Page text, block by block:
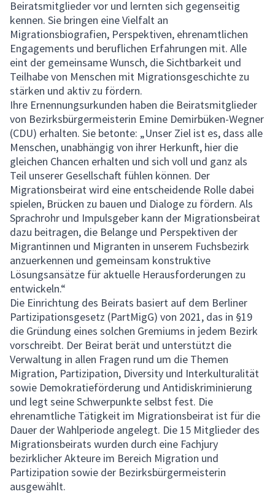
Beiratsmitglieder vor und lernten sich gegenseitig
kennen. Sie bringen eine Vielfalt an
Migrationsbiografien, Perspektiven, ehrenamtlichen
Engagements und beruflichen Erfahrungen mit. Alle
eint der gemeinsame Wunsch, die Sichtbarkeit und
Teilhabe von Menschen mit Migrationsgeschichte zu
stärken und aktiv zu fördern.
Ihre Ernennungsurkunden haben die Beiratsmitglieder
von Bezirksbürgermeisterin Emine Demirbüken-Wegner
(CDU) erhalten. Sie betonte: „Unser Ziel ist es, dass alle
Menschen, unabhängig von ihrer Herkunft, hier die
gleichen Chancen erhalten und sich voll und ganz als
Teil unserer Gesellschaft fühlen können. Der
Migrationsbeirat wird eine entscheidende Rolle dabei
spielen, Brücken zu bauen und Dialoge zu fördern. Als
Sprachrohr und Impulsgeber kann der Migrationsbeirat
dazu beitragen, die Belange und Perspektiven der
Migrantinnen und Migranten in unserem Fuchsbezirk
anzuerkennen und gemeinsam konstruktive
Lösungsansätze für aktuelle Herausforderungen zu
entwickeln.“
Die Einrichtung des Beirats basiert auf dem Berliner
Partizipationsgesetz (PartMigG) von 2021, das in §19
die Gründung eines solchen Gremiums in jedem Bezirk
vorschreibt. Der Beirat berät und unterstützt die
Verwaltung in allen Fragen rund um die Themen
Migration, Partizipation, Diversity und Interkulturalität
sowie Demokratieförderung und Antidiskriminierung
und legt seine Schwerpunkte selbst fest. Die
ehrenamtliche Tätigkeit im Migrationsbeirat ist für die
Dauer der Wahlperiode angelegt. Die 15 Mitglieder des
Migrationsbeirats wurden durch eine Fachjury
bezirklicher Akteure im Bereich Migration und
Partizipation sowie der Bezirksbürgermeisterin
ausgewählt.